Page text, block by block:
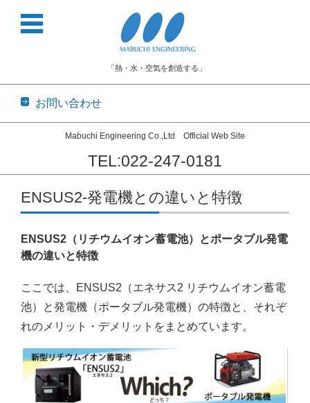
「熱・水・空気を創造する」
お問い合わせ
Mabuchi Engineering Co.,Ltd Official Web Site
TEL:022-247-0181
コンテンツに移動
ENSUS2-発電機との違いと特徴
ENSUS2（リチウムイオン蓄電池）とポータブル発電
機の違いと特徴
ここでは、ENSUS2（エネサス2 リチウムイオン蓄電
池）と発電機（ポータブル発電機）の特徴と、それぞ
れのメリット・デメリットをまとめています。